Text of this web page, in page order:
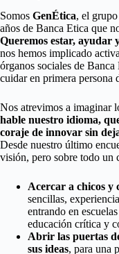
Somos GenÉtica, el
años de Banca Etica que
Queremos estar, ayudar
nos hemos implicado
órganos sociales de
cuidar en primera persona
Nos atrevimos a imaginar
hable nuestro idioma,
coraje de innovar sin
Desde nuestro último
visión, pero sobre todo un
Acercar a chicos y
sencillas,
entrando en
educación crítica y
Abrir las puertas
sus ideas, para una